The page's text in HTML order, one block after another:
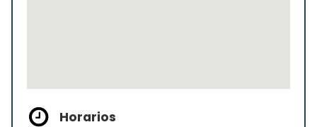
Horarios